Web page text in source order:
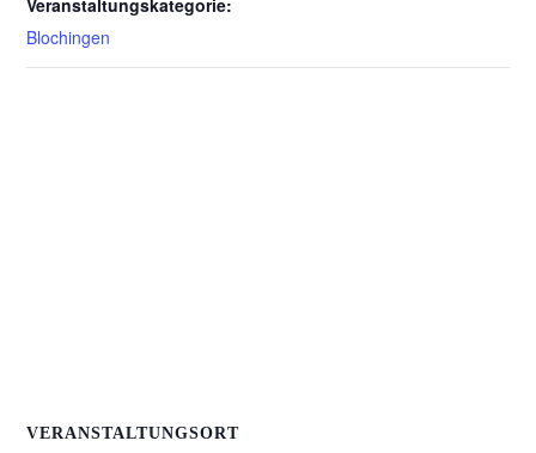
Veranstaltungskategorie:
Blochingen
VERANSTALTUNGSORT